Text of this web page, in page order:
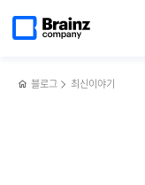
페이지로
블로그 최신이야기
브레인즈컴퍼니가
소프트웨이브2023에서
다음
슬라이드